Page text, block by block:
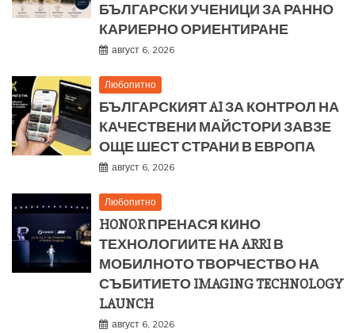
БЪЛГАРСКИ УЧЕНИЦИ ЗА РАННО
КАРИЕРНО ОРИЕНТИРАНЕ
август 6, 2026
Любопитно
БЪЛГАРСКИЯТ AI ЗА КОНТРОЛ НА
КАЧЕСТВЕНИ МАЙСТОРИ ЗАВЗЕ
ОЩЕ ШЕСТ СТРАНИ В ЕВРОПА
август 6, 2026
Любопитно
HONOR ПРЕНАСЯ КИНО
ТЕХНОЛОГИИТЕ НА ARRI В
МОБИЛНОТО ТВОРЧЕСТВО НА
СЪБИТИЕТО IMAGING TECHNOLOGY
LAUNCH
август 6, 2026